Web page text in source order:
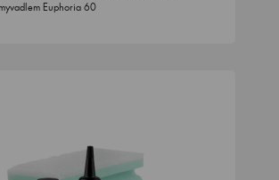
Euphoria 60